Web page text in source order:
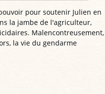
pour soutenir Julien en
la jambe de l'agriculteur,
Malencontreusement,
la vie du gendarme